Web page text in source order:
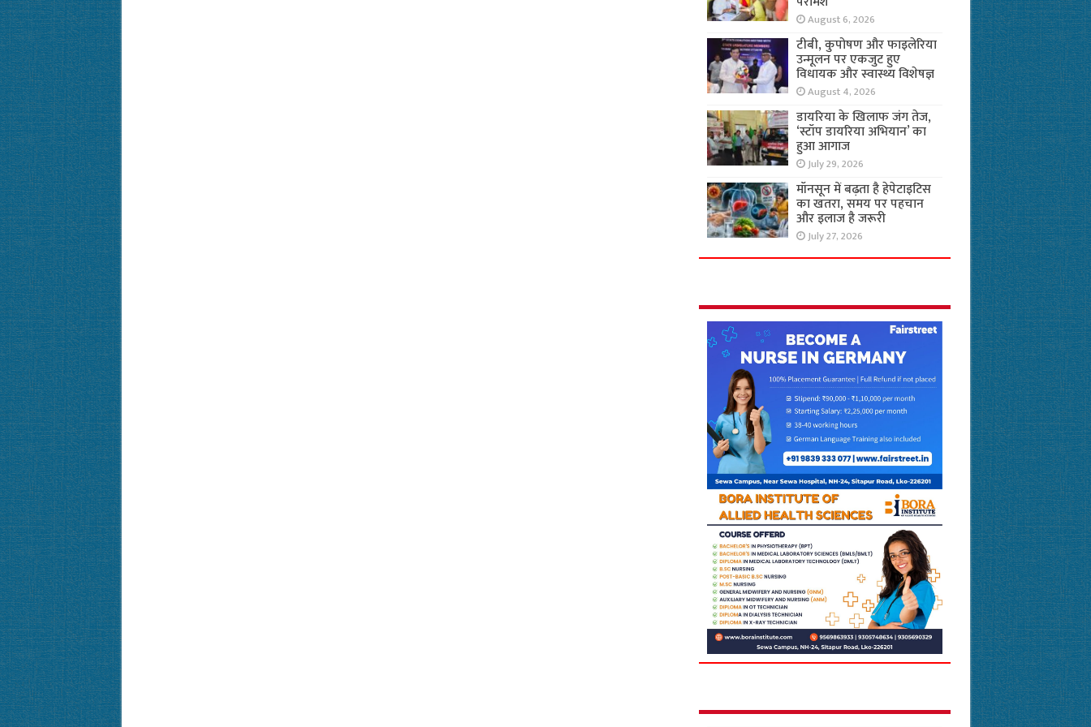
August 6, 2026
टीबी, कुपोषण और फाइलेरिया
उन्मूलन पर एकजुट हुए
विधायक और स्वास्थ्य विशेषज्ञ
August 4, 2026
डायरिया के खिलाफ जंग तेज,
‘स्टॉप डायरिया अभियान’ का
हुआ आगाज
July 29, 2026
मॉनसून में बढ़ता है हेपेटाइटिस
का खतरा, समय पर पहचान
और इलाज है जरूरी
July 27, 2026